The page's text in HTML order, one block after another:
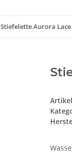
Stiefelette Aurora